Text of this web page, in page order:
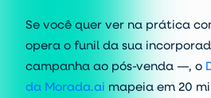
Se você quer ver na prática
opera o funil da sua
campanha ao pós-venda —, o
da Morada.ai mapeia em 20